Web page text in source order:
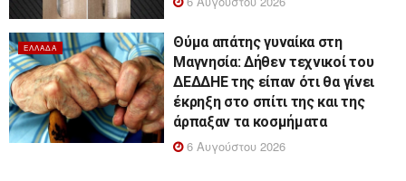
ΕΛΛΆΔΑ
Θύμα απάτης γυναίκα στη
Μαγνησία: Δήθεν τεχνικοί του
ΔΕΔΔΗΕ της είπαν ότι θα γίνει
έκρηξη στο σπίτι της και της
άρπαξαν τα κοσμήματα
6 Αυγούστου 2026